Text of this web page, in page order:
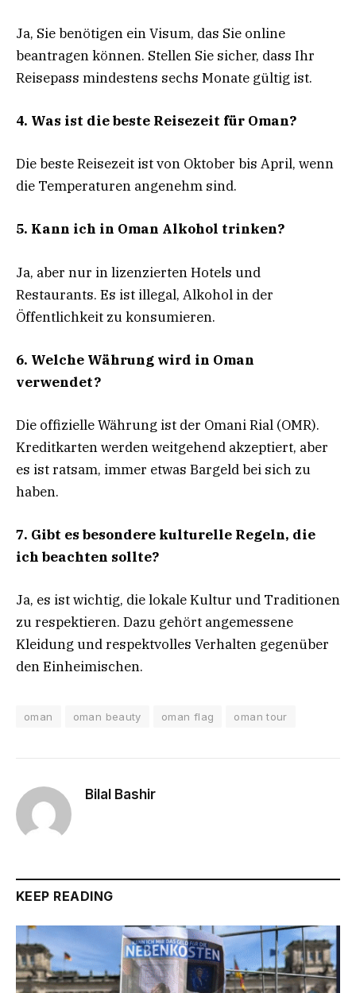
Ja, Sie benötigen ein Visum, das Sie online
beantragen können. Stellen Sie sicher, dass Ihr
Reisepass mindestens sechs Monate gültig ist.
4. Was ist die beste Reisezeit für Oman?
Die beste Reisezeit ist von Oktober bis April, wenn
die Temperaturen angenehm sind.
5. Kann ich in Oman Alkohol trinken?
Ja, aber nur in lizenzierten Hotels und
Restaurants. Es ist illegal, Alkohol in der
Öffentlichkeit zu konsumieren.
6. Welche Währung wird in Oman
verwendet?
Die offizielle Währung ist der Omani Rial (OMR).
Kreditkarten werden weitgehend akzeptiert, aber
es ist ratsam, immer etwas Bargeld bei sich zu
haben.
7. Gibt es besondere kulturelle Regeln, die
ich beachten sollte?
Ja, es ist wichtig, die lokale Kultur und Traditionen
zu respektieren. Dazu gehört angemessene
Kleidung und respektvolles Verhalten gegenüber
den Einheimischen.
oman oman beauty oman flag oman tour
Bilal Bashir
KEEP READING